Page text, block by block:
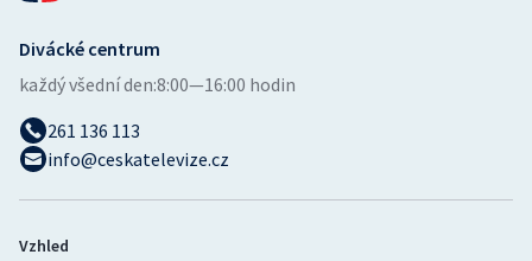
Divácké centrum
každý všední den:8:00—16:00 hodin
261 136 113
info@ceskatelevize.cz
Vzhled